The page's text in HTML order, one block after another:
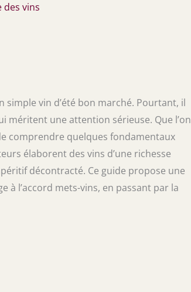
des vins
vin d’été bon marché. Pourtant, il
méritent une attention sérieuse. Que l’on
comprendre quelques fondamentaux
élaborent des vins d’une richesse
décontracté. Ce guide propose une
l’accord mets-vins, en passant par la